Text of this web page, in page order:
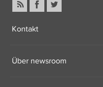
Kontakt
Über newsroom